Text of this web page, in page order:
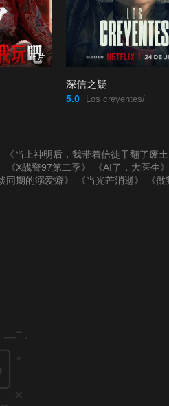
正片
深信之疑
5.0 Los creyentes/
《当上神明后，我带着信徒干翻了废土
《X战警97第二季》 《AI了，大医生》
同期的溺爱癖》 《当光芒消逝》 《